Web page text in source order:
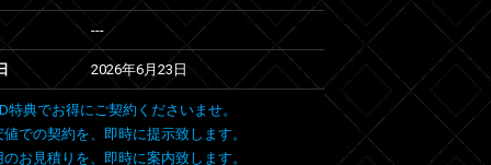
---
2026年6月23日
特典でお得にご契約くださいませ。
での契約を、即時に提示致します。
お見積りを、即時に案内致します。